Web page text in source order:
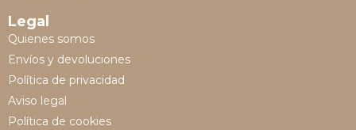
Legal
Quienes somos
Envíos y devoluciones
Política de privacidad
Aviso legal
Política de cookies